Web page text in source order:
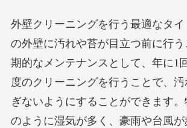
外壁クリーニングを行う最適なタ
の外壁に汚れや苔が目立つ前に行
期的なメンテナンスとして、年に1
度のクリーニングを行うことで、
ぎないようにすることができます
のように湿気が多く、豪雨や台風